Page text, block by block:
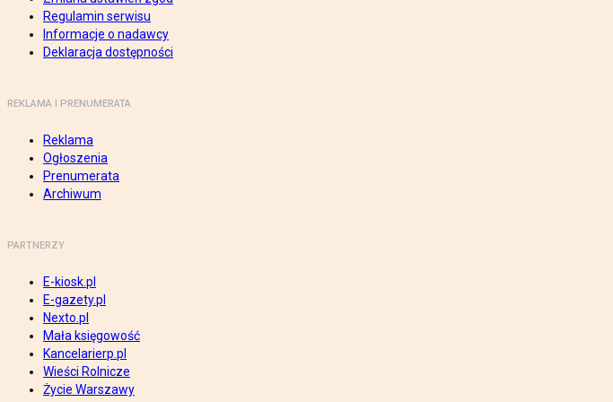
Regulamin serwisu
Informacje o nadawcy
Deklaracja dostępności
REKLAMA I PRENUMERATA
Reklama
Ogłoszenia
Prenumerata
Archiwum
PARTNERZY
E-kiosk.pl
E-gazety.pl
Nexto.pl
Mała księgowość
Kancelarierp.pl
Wieści Rolnicze
Życie Warszawy